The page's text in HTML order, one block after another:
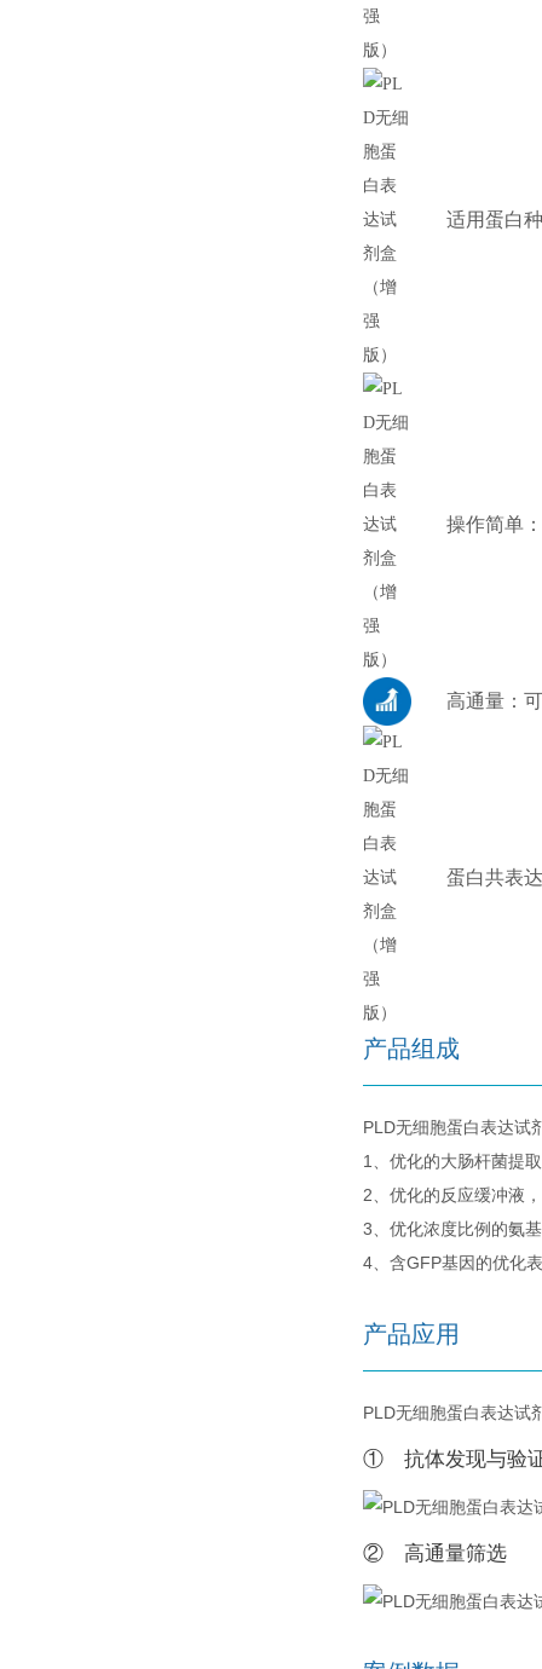
适用蛋白
操作简单
高通量：
蛋白共表
产品组成
PLD无细胞蛋白表达试
1、优化的大肠杆菌提
2、优化的反应缓冲液
3、优化浓度比例的氨
4、含GFP基因的优化
产品应用
PLD无细胞蛋白表达试
① 抗体发现与验
② 高通量筛选